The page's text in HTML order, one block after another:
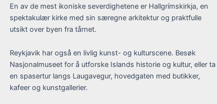
En av de mest ikoniske severdighetene er Hallgrímskirkja, en
spektakulær kirke med sin særegne arkitektur og praktfulle
utsikt over byen fra tårnet.
Reykjavik har også en livlig kunst- og kulturscene. Besøk
Nasjonalmuseet for å utforske Islands historie og kultur, eller ta
en spasertur langs Laugavegur, hovedgaten med butikker,
kafeer og kunstgallerier.